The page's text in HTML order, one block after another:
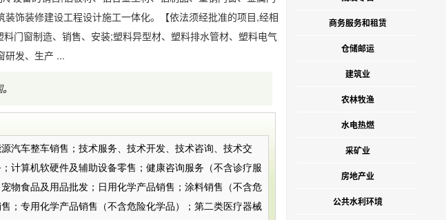
饰装修建设工程设计施工一体化。【依法须经批准的项目,经相
门窗制造、销售、安装;塑料异型材、塑料排水管材、塑料电气
研发、生产 ...
。
汽车整车销售；技术服务、技术开发、技术咨询、技术交
计算机软硬件及辅助设备零售；健康咨询服务（不含诊疗服
物食品及用品批发；日用化学产品销售；涂料销售（不含危
；专用化学产品销售（不含危险化学品）；第二类医疗器械
商务服务和租赁
仓储邮运
建筑业
农林牧渔
水电热燃
采矿业
房地产业
公共水利环境